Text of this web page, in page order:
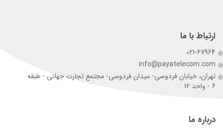
ارتباط با ما
021-67964
info@payatelecom.com
تهران، خیابان فردوسی- میدان فردوسی- مجتمع تجارت جهانی - طبقه
6 - واحد 12
درباره ما